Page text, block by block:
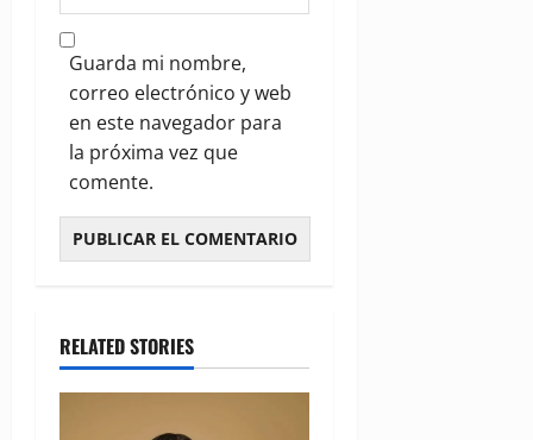
Guarda mi nombre,
correo electrónico y web
en este navegador para
la próxima vez que
comente.
RELATED STORIES